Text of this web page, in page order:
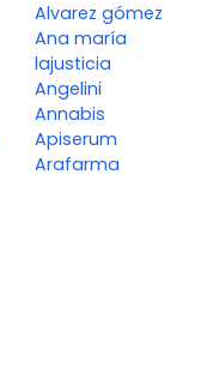
Alvarez gómez
Ana maría
lajusticia
Angelini
Annabis
Apiserum
Arafarma